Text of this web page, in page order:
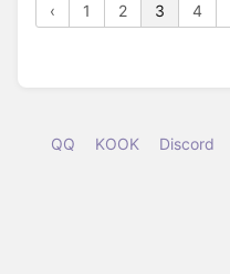
‹ 1 2 3 4
QQ KOOK Discord